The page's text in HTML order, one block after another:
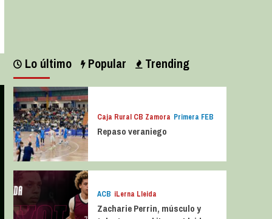
Lo último Popular Trending
Caja Rural CB Zamora Primera FEB
Repaso veraniego
ACB iLerna Lleida
Zacharie Perrin, músculo y